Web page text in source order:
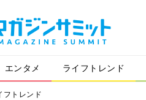
エンタメ ライフトレンド
フトレンド